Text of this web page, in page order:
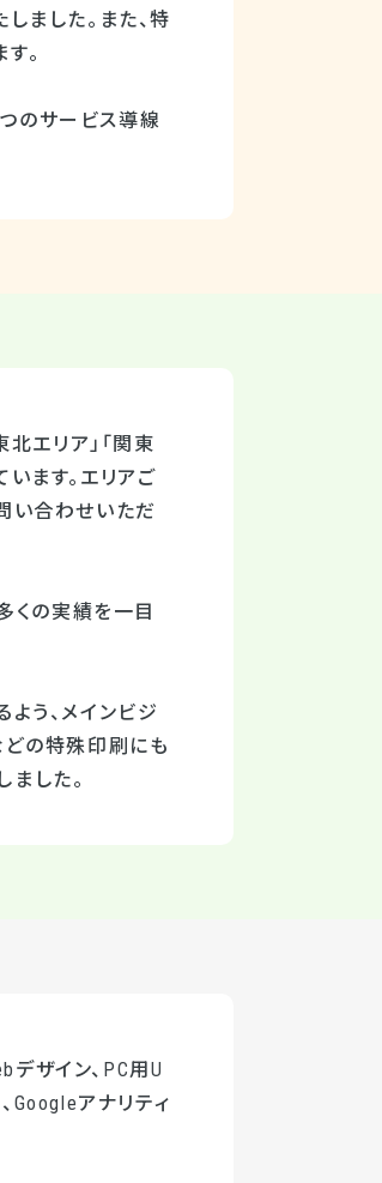
ました。また、特
。
つのサービス導線
エリア」「関東
ます。エリアご
い合わせいただ
くの実績を一目
う、メインビジ
どの特殊印刷にも
した。
デザイン、PC用U
Googleアナリティ